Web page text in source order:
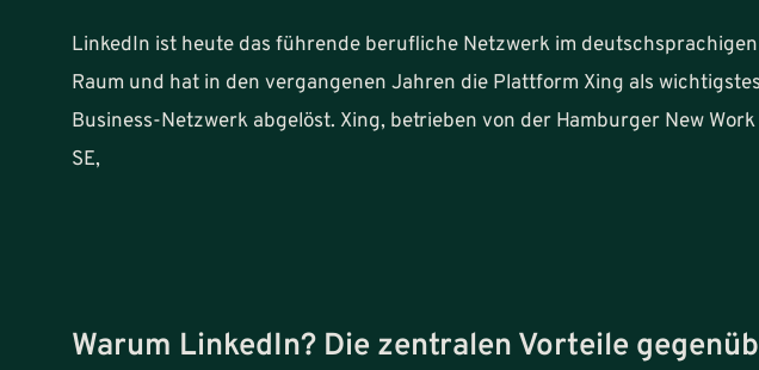
LinkedIn ist heute das führende berufliche Netzwerk im deutschsprachigen
Raum und hat in den vergangenen Jahren die Plattform Xing als wichtigstes
Business-Netzwerk abgelöst. Xing, betrieben von der Hamburger New Work
SE,
Warum LinkedIn? Die zentralen Vorteile